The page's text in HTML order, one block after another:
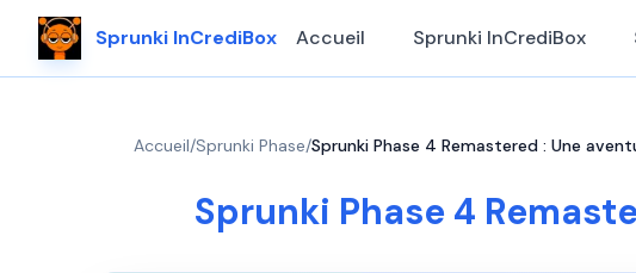
Sprunki InCrediBox Accueil Sprunki InCrediBox
Accueil/Sprunki Phase/Sprunki Phase 4 Remastered : Une
Sprunki Phase 4